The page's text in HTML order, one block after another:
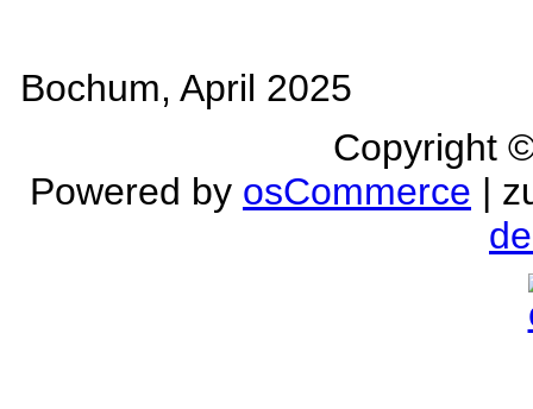
Bochum, April 2025
Copyright
Powered by osCommerce |